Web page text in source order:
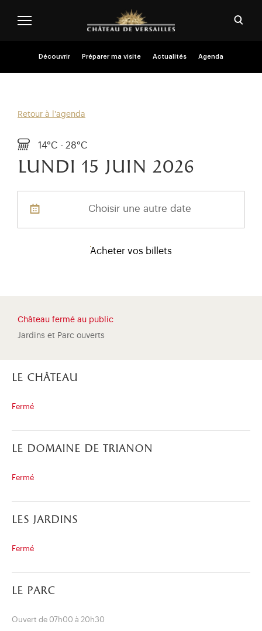
onglet)
nouvel onglet)
fenêtre modale)
de l'application (ouverture dans un nouvel onglet)
Découvrir Préparer ma visite Actualités Agenda
Retour à l'agenda
14°C - 28°C
lundi 15 juin 2026
Choisir une autre date
Acheter vos billets
Château fermé au public
Jardins et Parc ouverts
le château
Fermé
le domaine de trianon
Fermé
les jardins
Fermé
le parc
Ouvert de 07h00 à 20h30